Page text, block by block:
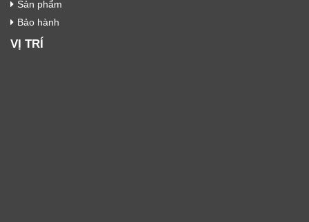
Sản phẩm
Bảo hành
VỊ TRÍ